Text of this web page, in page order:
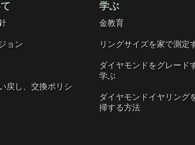
ョン
戻し、交換ポリシ
学ぶ
金教育
リングサイズを家で測定
ダイヤモンドをグレード
学ぶ
ダイヤモンドイヤリング
掃する方法